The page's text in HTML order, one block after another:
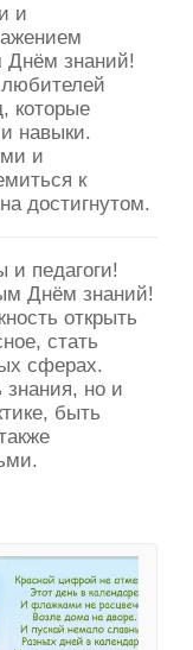
и
Днём знаний!
которые
навыки.
и
к
достигнутом.
и педагоги!
Днём знаний!
открыть
стать
сферах.
но и
быть
на 1 сентября